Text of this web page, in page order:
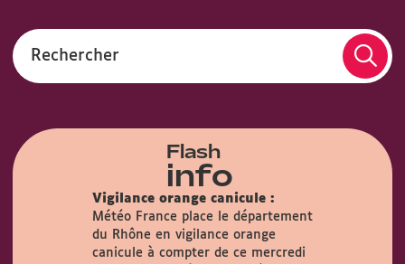
Rechercher
Flash
info
Vigilance orange canicule :
Météo France place le département
du Rhône en vigilance orange
canicule à compter de ce mercredi